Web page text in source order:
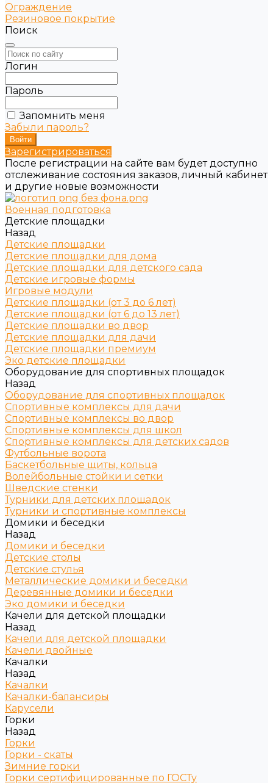
Ограждение
Резиновое покрытие
Поиск
Логин
Пароль
Запомнить меня
Забыли пароль?
Зарегистрироваться
После регистрации на сайте вам будет доступно
отслеживание состояния заказов, личный кабинет
и другие новые возможности
Военная подготовка
Детские площадки
Назад
Детские площадки
Детские площадки для дома
Детские площадки для детского сада
Детские игровые формы
Игровые модули
Детские площадки (от 3 до 6 лет)
Детские площадки (от 6 до 13 лет)
Детские площадки во двор
Детские площадки для дачи
Детские площадки премиум
Эко детские площадки
Оборудование для спортивных площадок
Назад
Оборудование для спортивных площадок
Спортивные комплексы для дачи
Спортивные комплексы во двор
Спортивные комплексы для школ
Спортивные комплексы для детских садов
Футбольные ворота
Баскетбольные щиты, кольца
Волейбольные стойки и сетки
Шведские стенки
Турники для детских площадок
Турники и спортивные комплексы
Домики и беседки
Назад
Домики и беседки
Детские столы
Детские стулья
Металлические домики и беседки
Деревянные домики и беседки
Эко домики и беседки
Качели для детской площадки
Назад
Качели для детской площадки
Качели двойные
Качалки
Назад
Качалки
Качалки-балансиры
Карусели
Горки
Назад
Горки
Горки - скаты
Зимние горки
Горки сертифицированные по ГОСТу